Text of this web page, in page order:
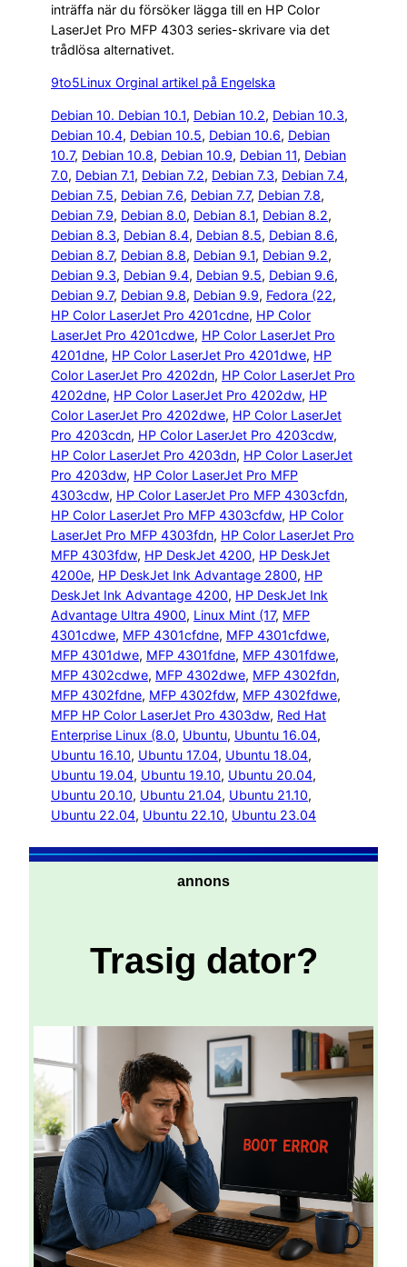
inträffa när du försöker lägga till en HP Color
LaserJet Pro MFP 4303 series-skrivare via det
trådlösa alternativet.
9to5Linux Orginal artikel på Engelska
Debian 10. Debian 10.1, Debian 10.2, Debian 10.3
Debian 10.4, Debian 10.5, Debian 10.6, Debian
10.7, Debian 10.8, Debian 10.9, Debian 11, Debian
7.0, Debian 7.1, Debian 7.2, Debian 7.3, Debian 7.4
Debian 7.5, Debian 7.6, Debian 7.7, Debian 7.8
Debian 7.9, Debian 8.0, Debian 8.1, Debian 8.2
Debian 8.3, Debian 8.4, Debian 8.5, Debian 8.6
Debian 8.7, Debian 8.8, Debian 9.1, Debian 9.2
Debian 9.3, Debian 9.4, Debian 9.5, Debian 9.6
Debian 9.7, Debian 9.8, Debian 9.9, Fedora (22
HP Color LaserJet Pro 4201cdne, HP Color
LaserJet Pro 4201cdwe, HP Color LaserJet Pro
4201dne, HP Color LaserJet Pro 4201dwe, HP
Color LaserJet Pro 4202dn, HP Color LaserJet Pro
4202dne, HP Color LaserJet Pro 4202dw, HP
Color LaserJet Pro 4202dwe, HP Color LaserJet
Pro 4203cdn, HP Color LaserJet Pro 4203cdw
HP Color LaserJet Pro 4203dn, HP Color LaserJet
Pro 4203dw, HP Color LaserJet Pro MFP
4303cdw, HP Color LaserJet Pro MFP 4303cfdn
HP Color LaserJet Pro MFP 4303cfdw, HP Color
LaserJet Pro MFP 4303fdn, HP Color LaserJet Pro
MFP 4303fdw, HP DeskJet 4200, HP DeskJet
4200e, HP DeskJet Ink Advantage 2800, HP
DeskJet Ink Advantage 4200, HP DeskJet Ink
Advantage Ultra 4900, Linux Mint (17, MFP
4301cdwe, MFP 4301cfdne, MFP 4301cfdwe
MFP 4301dwe, MFP 4301fdne, MFP 4301fdwe
MFP 4302cdwe, MFP 4302dwe, MFP 4302fdn
MFP 4302fdne, MFP 4302fdw, MFP 4302fdwe
MFP HP Color LaserJet Pro 4303dw, Red Hat
Enterprise Linux (8.0, Ubuntu, Ubuntu 16.04
Ubuntu 16.10, Ubuntu 17.04, Ubuntu 18.04
Ubuntu 19.04, Ubuntu 19.10, Ubuntu 20.04
Ubuntu 20.10, Ubuntu 21.04, Ubuntu 21.10
Ubuntu 22.04, Ubuntu 22.10, Ubuntu 23.04
annons
Trasig dator?